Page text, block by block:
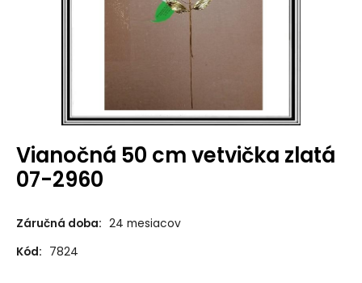
Vianočná 50 cm vetvička zlatá
07-2960
Záručná doba: 24 mesiacov
Kód: 7824